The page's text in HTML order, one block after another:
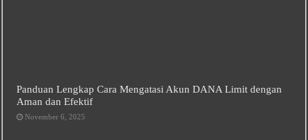
Panduan Lengkap Cara Mengatasi Akun DANA Limit dengan
Aman dan Efektif
November 6, 2025